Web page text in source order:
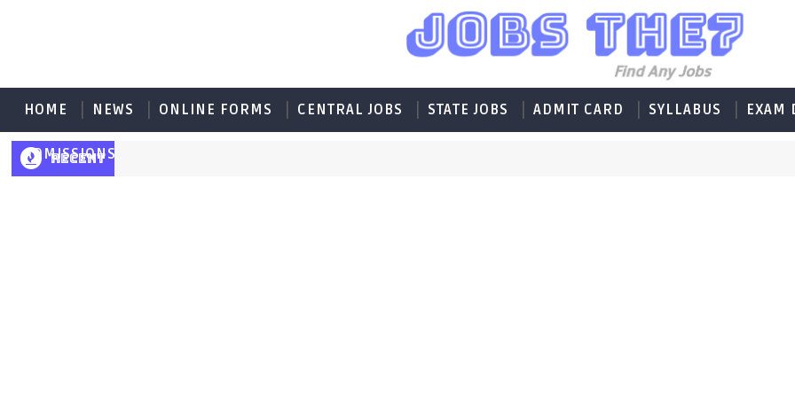
HOME NEWS ONLINE FORMS CENTRAL JOBS STATE JOBS ADMIT CARD SYLLABUS EXAM
ADMISSIONS
RECENT